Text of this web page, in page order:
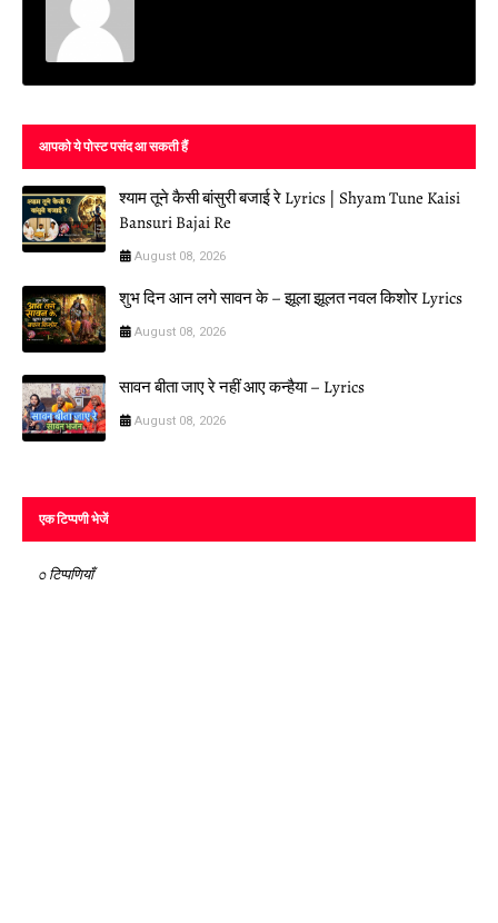
आपको ये पोस्ट पसंद आ सकती हैं
श्याम तूने कैसी बांसुरी बजाई रे Lyrics | Shyam Tune Kaisi
Bansuri Bajai Re
August 08, 2026
शुभ दिन आन लगे सावन के – झूला झूलत नवल किशोर Lyrics
August 08, 2026
सावन बीता जाए रे नहीं आए कन्हैया – Lyrics
August 08, 2026
एक टिप्पणी भेजें
0 टिप्पणियाँ